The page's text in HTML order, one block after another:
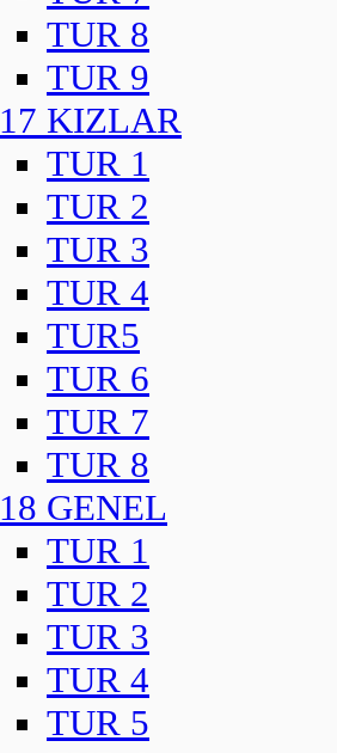
TUR 8
TUR 9
17 KIZLAR
TUR 1
TUR 2
TUR 3
TUR 4
TUR5
TUR 6
TUR 7
TUR 8
18 GENEL
TUR 1
TUR 2
TUR 3
TUR 4
TUR 5